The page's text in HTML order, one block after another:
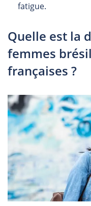
fatigue.
Quelle est la
femmes
françaises ?